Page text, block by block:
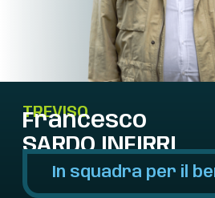
TREVISO
Francesco
SARDO INFIRRI
In squadra per il